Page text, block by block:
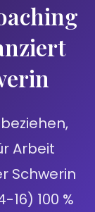
Arbeit
Schwerin
100 %